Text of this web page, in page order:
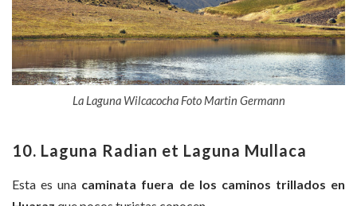
La Laguna Wilcacocha Foto Martin Germann
10. Laguna Radian et Laguna Mullaca
Esta es una caminata fuera de los caminos trillados en